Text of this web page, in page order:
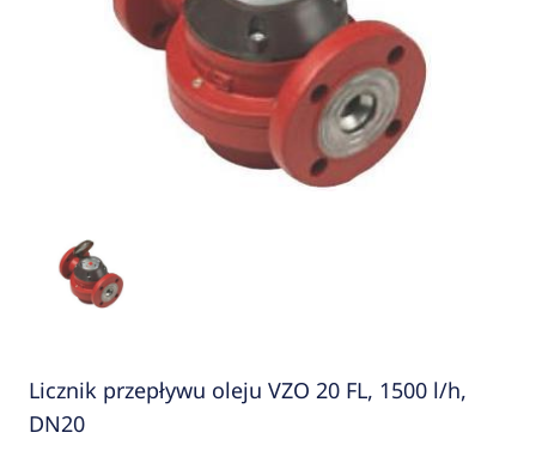
Licznik przepływu oleju VZO 20 FL, 1500 l/h,
DN20